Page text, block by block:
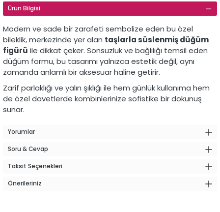
Ürün Bilgisi
Modern ve sade bir zarafeti sembolize eden bu özel
bileklik, merkezinde yer alan taşlarla süslenmiş düğüm
figürü ile dikkat çeker. Sonsuzluk ve bağlılığı temsil eden
düğüm formu, bu tasarımı yalnızca estetik değil, aynı
zamanda anlamlı bir aksesuar haline getirir.
Zarif parlaklığı ve yalın şıklığı ile hem günlük kullanıma hem
de özel davetlerde kombinlerinize sofistike bir dokunuş
sunar.
Yorumlar
Soru & Cevap
Taksit Seçenekleri
Önerileriniz